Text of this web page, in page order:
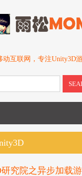
动互联网，专注Unity3D
究院之异步加载